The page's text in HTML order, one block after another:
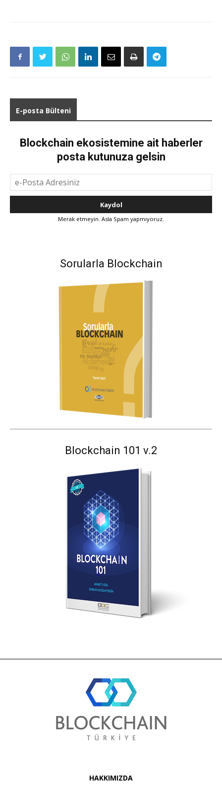
E-posta Bülteni
Blockchain ekosistemine ait haberler
posta kutunuza gelsin
Merak etmeyin. Asla Spam yapmıyoruz.
Sorularla Blockchain
Blockchain 101 v.2
HAKKIMIZDA